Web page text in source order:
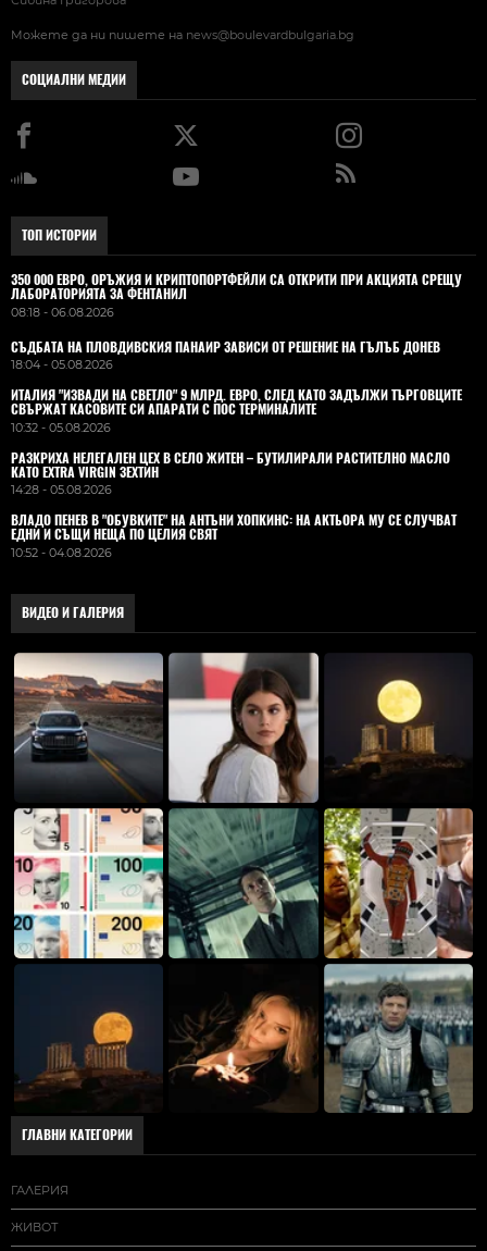
Можете да ни пишете на news@boulevardbulgaria.bg
СОЦИАЛНИ МЕДИИ
ТОП ИСТОРИИ
350 000 ЕВРО, ОРЪЖИЯ И КРИПТОПОРТФЕЙЛИ СА ОТКРИТИ ПРИ АКЦИЯТА СРЕЩУ
ЛАБОРАТОРИЯТА ЗА ФЕНТАНИЛ
08:18 - 06.08.2026
СЪДБАТА НА ПЛОВДИВСКИЯ ПАНАИР ЗАВИСИ ОТ РЕШЕНИЕ НА ГЪЛЪБ ДОНЕВ
18:04 - 05.08.2026
ИТАЛИЯ "ИЗВАДИ НА СВЕТЛО" 9 МЛРД. ЕВРО, СЛЕД КАТО ЗАДЪЛЖИ ТЪРГОВЦИТЕ
СВЪРЖАТ КАСОВИТЕ СИ АПАРАТИ С ПОС ТЕРМИНАЛИТЕ
10:32 - 05.08.2026
РАЗКРИХА НЕЛЕГАЛЕН ЦЕХ В СЕЛО ЖИТЕН – БУТИЛИРАЛИ РАСТИТЕЛНО МАСЛО
КАТО EXTRA VIRGIN ЗЕХТИН
14:28 - 05.08.2026
ВЛАДO ПЕНЕВ В "ОБУВКИТЕ" НА АНТЪНИ ХОПКИНС: НА АКТЬОРА МУ СЕ СЛУЧВАТ
ЕДНИ И СЪЩИ НЕЩА ПО ЦЕЛИЯ СВЯТ
10:52 - 04.08.2026
ВИДЕО И ГАЛЕРИЯ
ГЛАВНИ КАТЕГОРИИ
ГАЛЕРИЯ
ЖИВОТ